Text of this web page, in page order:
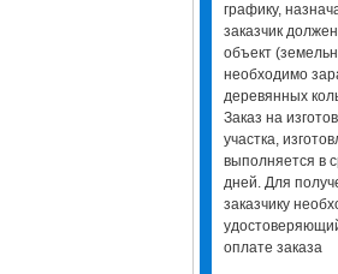
графику,
заказчик
объект
необходимо
деревянных
Заказ на
участка,
выполняется в
дней. Для
заказчику
оплате заказа